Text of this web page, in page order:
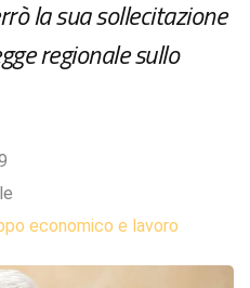
la sua sollecitazione
regionale sullo
economico e lavoro